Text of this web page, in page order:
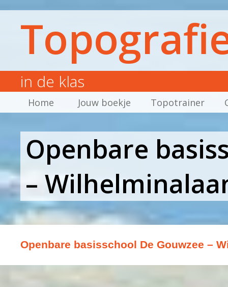
in de klas
Home Jouw boekje Topotrainer
Openbare
–
Openbare basisschool De Gouwzee –